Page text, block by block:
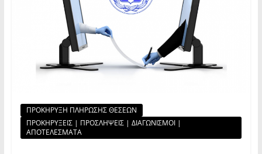
ΠΡΟΚΗΡΥΞΗ ΠΛΗΡΩΣΗΣ ΘΕΣΕΩΝ
ΠΡΟΚΗΡΥΞΕΙΣ | ΠΡΟΣΛΗΨΕΙΣ | ΔΙΑΓΩΝΙΣΜΟΙ |
ΑΠΟΤΕΛΕΣΜΑΤΑ